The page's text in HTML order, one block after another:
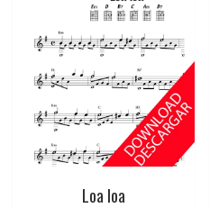
Loa loa